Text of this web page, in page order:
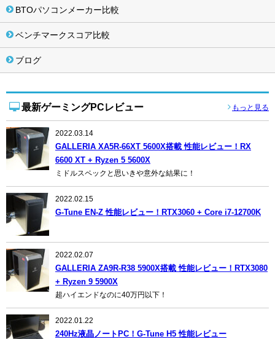
BTOパソコンメーカー比較
ベンチマークスコア比較
ブログ
最新ゲーミングPCレビュー もっと見る
2022.03.14
GALLERIA XA5R-66XT 5600X搭載 性能レビュー！RX
6600 XT + Ryzen 5 5600X
ミドルスペックと思いきや意外な結果に！
2022.02.15
G-Tune EN-Z 性能レビュー！RTX3060 + Core i7-12700K
2022.02.07
GALLERIA ZA9R-R38 5900X搭載 性能レビュー！RTX3080
+ Ryzen 9 5900X
超ハイエンドなのに40万円以下！
2022.01.22
240Hz液晶ノートPC！G-Tune H5 性能レビュー